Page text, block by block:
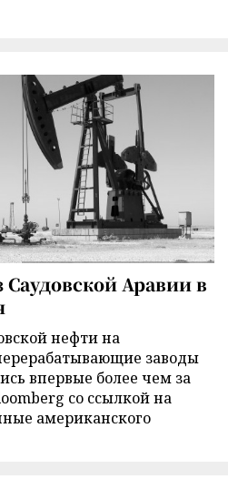
Аравии в
нефти на
заводы
впервые более чем за
со ссылкой на
американского